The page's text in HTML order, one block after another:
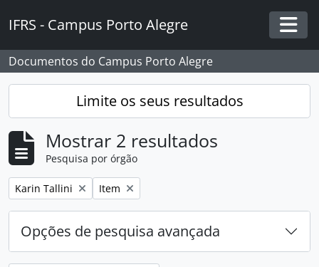
IFRS - Campus Porto Alegre
Documentos do Campus Porto Alegre
Limite os seus resultados
Mostrar 2 resultados
Pesquisa por órgão
Remover filtro:
Karin Tallini Remover filtro:
Item
Opções de pesquisa avançada